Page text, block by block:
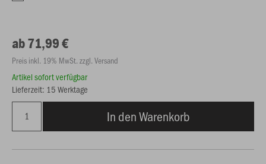
ab 71,99 €
Preis inkl. 19% MwSt. zzgl. Versand
Artikel sofort verfügbar
Lieferzeit: 15 Werktage
In den Warenkorb